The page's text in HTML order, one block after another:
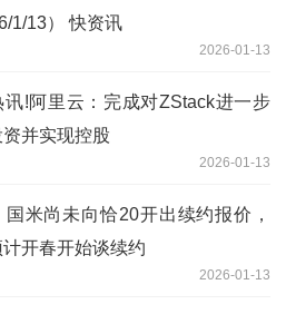
1/13） 快资讯
2026-01-13
讯!阿里云：完成对ZStack进一步
并实现控股
2026-01-13
国米尚未向恰20开出续约报价，
开春开始谈续约
2026-01-13